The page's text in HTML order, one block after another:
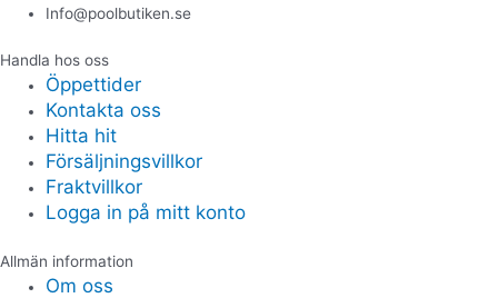
Info@poolbutiken.se
Handla hos oss
Öppettider
Kontakta oss
Hitta hit
Försäljningsvillkor
Fraktvillkor
Logga in på mitt konto
Allmän information
Om oss